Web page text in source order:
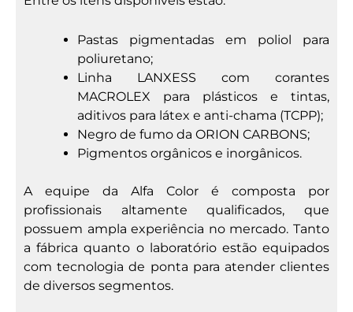
Pastas pigmentadas em poliol para
poliuretano;
Linha LANXESS com corantes
MACROLEX para plásticos e tintas,
aditivos para látex e anti-chama (TCPP);
Negro de fumo da ORION CARBONS;
Pigmentos orgânicos e inorgânicos.
A equipe da Alfa Color é composta por
profissionais altamente qualificados, que
possuem ampla experiência no mercado. Tanto
a fábrica quanto o laboratório estão equipados
com tecnologia de ponta para atender clientes
de diversos segmentos.